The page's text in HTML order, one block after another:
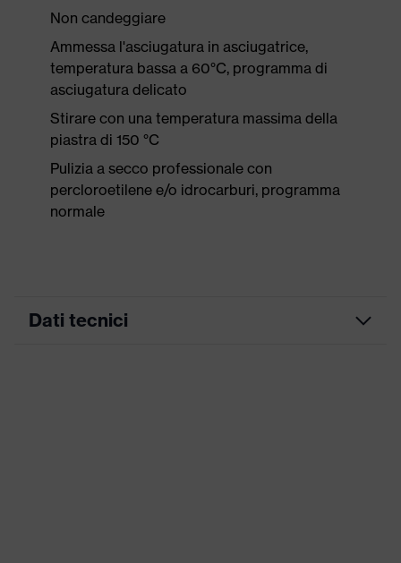
Non candeggiare
Ammessa l'asciugatura in asciugatrice,
temperatura bassa a 60°C, programma di
asciugatura delicato
Stirare con una temperatura massima della
piastra di 150 °C
Pulizia a secco professionale con
percloroetilene e/o idrocarburi, programma
normale
Dati tecnici